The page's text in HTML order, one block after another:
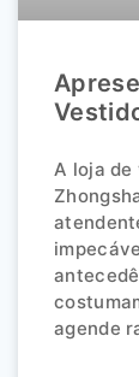
A loja
agende